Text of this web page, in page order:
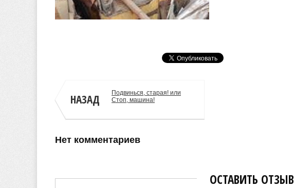
НАЗАД
Подвинься, старая! или
Стоп, машина!
Нет комментариев
ОСТАВИТЬ ОТЗЫВ